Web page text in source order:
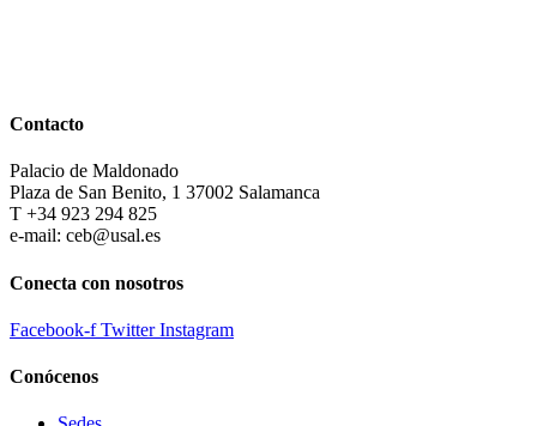
Contacto
Palacio de Maldonado
Plaza de San Benito, 1 37002 Salamanca
T +34 923 294 825
e-mail: ceb@usal.es
Conecta con nosotros
Facebook-f Twitter Instagram
Conócenos